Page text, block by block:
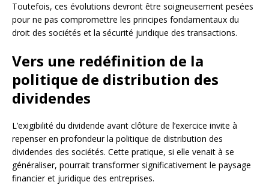
Toutefois, ces évolutions devront être soigneusement pesées
pour ne pas compromettre les principes fondamentaux du
droit des sociétés et la sécurité juridique des transactions.
Vers une redéfinition de la
politique de distribution des
dividendes
L’exigibilité du dividende avant clôture de l’exercice invite à
repenser en profondeur la politique de distribution des
dividendes des sociétés. Cette pratique, si elle venait à se
généraliser, pourrait transformer significativement le paysage
financier et juridique des entreprises.